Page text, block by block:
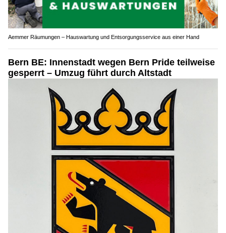
Aemmer Räumungen – Hauswartung und Entsorgungsservice aus einer Hand
Bern BE: Innenstadt wegen Bern Pride teilweise
gesperrt – Umzug führt durch Altstadt